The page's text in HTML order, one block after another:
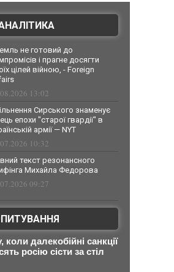
не готовий до
і прагне досягти
цілей війною, - Foreign
13:02
Сирського знаменує
епохи "старої гвардії" в
армії — NYT
10:32
текст резонансного
Михайла Федорова
09:27
далекобійні санкції
росію сісти за стіл